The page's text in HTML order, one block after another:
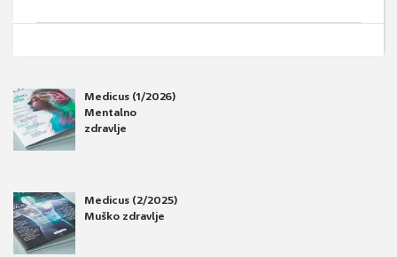
Medicus (1/2026)
Mentalno
zdravlje
Medicus (2/2025)
Muško zdravlje